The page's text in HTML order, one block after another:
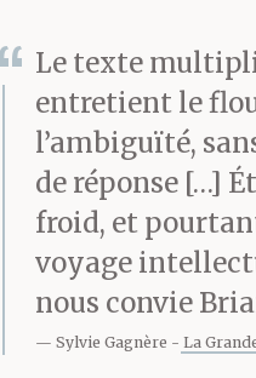
Le texte
entretient le
l’ambiguïté,
de réponse […]
froid, et
voyage
nous convie
Sylvie Gagnère La